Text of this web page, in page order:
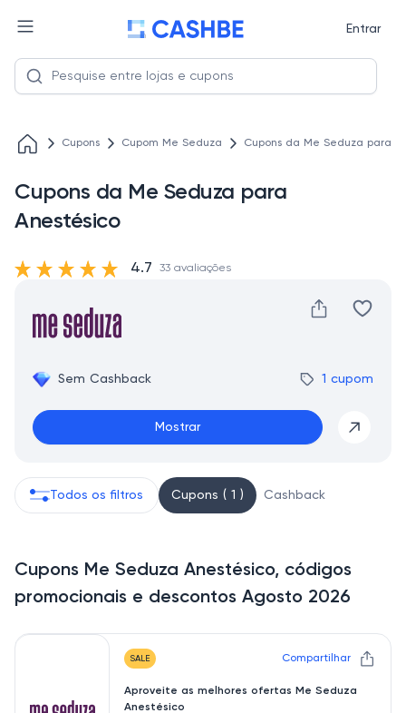
Entrar
Cupons Cupom Me Seduza Cupons da Me Seduza para
Cupons da Me Seduza para
Anestésico
Sem Cashback 1 cupom
Mostrar
4.7 33 avaliações
Todos os filtros Cupons ( 1 ) Cashback
Cupons Me Seduza Anestésico, códigos
promocionais e descontos Agosto 2026
SALE Compartilhar
Aproveite as melhores ofertas Me Seduza
Anestésico